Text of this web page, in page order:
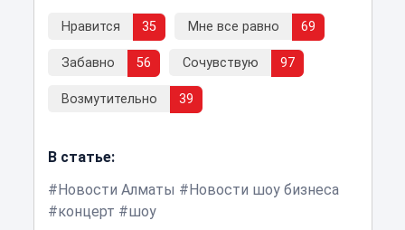
Нравится 35 Мне все равно 69
Забавно 56 Сочувствую 97
Возмутительно 39
В статье:
Новости Алматы
Новости шоу бизнеса
концерт
шоу